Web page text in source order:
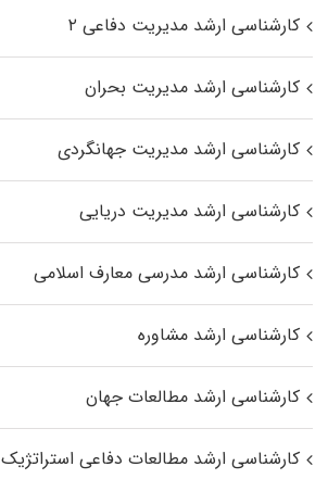
کارشناسی ارشد مدیریت دفاعی ۲
کارشناسی ارشد مدیریت بحران
کارشناسی ارشد مدیریت جهانگردی
کارشناسی ارشد مدیریت دریایی
کارشناسی ارشد مدرسی معارف اسلامی
کارشناسی ارشد مشاوره
کارشناسی ارشد مطالعات جهان
کارشناسی ارشد مطالعات دفاعی استراتژیک